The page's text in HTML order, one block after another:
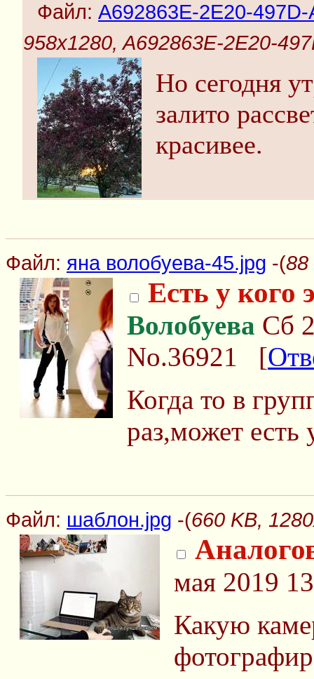
Файл: A692863E-2E20-
958x1280, A692863E-2E20-
Но сегодня
залито
красивее.
Файл: яна волобуева-45.jpg -(88
Есть у кого
Волобуева Сб
No.36921 [
Когда то в
раз,может есть
Файл: шаблон.jpg -(660 KB,
мая 2019
Какую